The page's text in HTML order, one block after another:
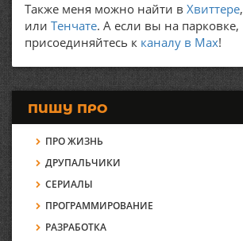
Также меня можно найти в Хвиттере,
или Тенчате. А если вы на парковке,
присоединяйтесь к каналу в Max!
ПИШУ ПРО
ПРО ЖИЗНЬ
ДРУПАЛЬЧИКИ
СЕРИАЛЫ
ПРОГРАММИРОВАНИЕ
РАЗРАБОТКА